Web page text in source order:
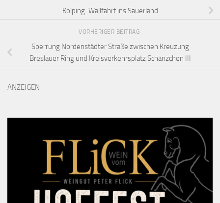
Kolping-Wallfahrt ins Sauerland
VORHERIGER BEITRAG
Sperrung Nordenstädter Straße zwischen Kreuzung
Breslauer Ring und Kreisverkehrsplatz Schänzchen III
ANZEIGEN